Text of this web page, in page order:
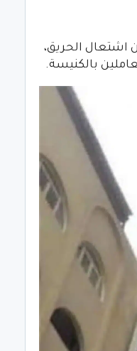
اشتعال الحريق،
بالكنيسة.